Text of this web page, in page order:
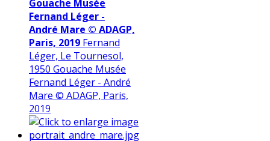
Gouache Musée
Fernand Léger -
André Mare © ADAGP,
Paris, 2019 Fernand
Léger, Le Tournesol,
1950 Gouache Musée
Fernand Léger - André
Mare © ADAGP, Paris,
2019